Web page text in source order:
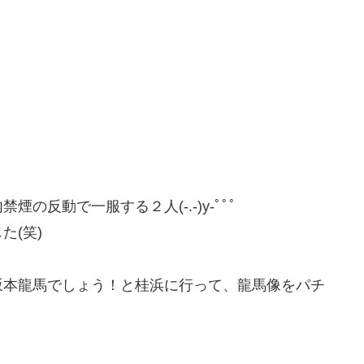
煙の反動で一服する２人(-.-)y-ﾟﾟﾟ
(笑)
龍馬でしょう！と桂浜に行って、龍馬像をパチ